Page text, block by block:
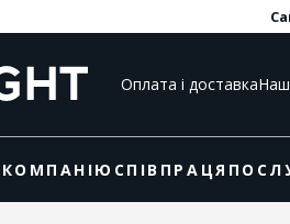
Оплата і доставка
СПІВПРАЦЯ